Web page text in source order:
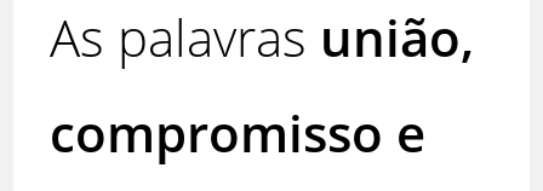
As palavras união,
compromisso e